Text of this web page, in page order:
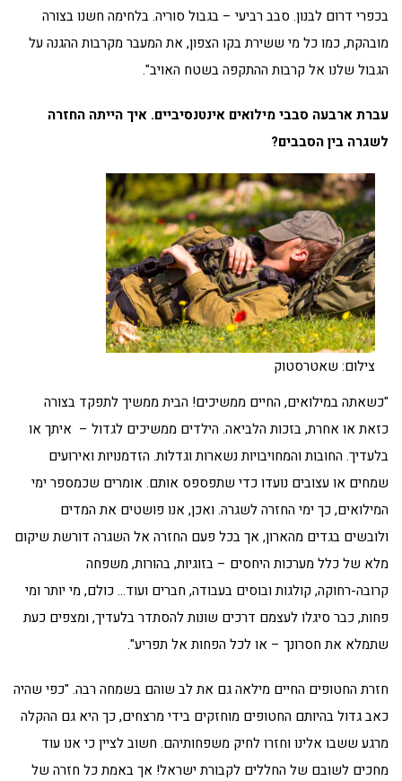
בכפרי דרום לבנון. סבב רביעי – בגבול סוריה. בלחימה חשנו בצורה
מובהקת, כמו כל מי ששירת בקו הצפון, את המעבר מקרבות ההגנה על
הגבול שלנו אל קרבות ההתקפה בשטח האויב".
עברת ארבעה סבבי מילואים אינטנסיביים. איך הייתה החזרה
לשגרה בין הסבבים?
צילום: שאטרסטוק
"כשאתה במילואים, החיים ממשיכים! הבית ממשיך לתפקד בצורה
כזאת או אחרת, בזכות הלביאה. הילדים ממשיכים לגדול – איתך או
בלעדיך. החובות והמחויבויות נשארות וגדלות. הזדמנויות ואירועים
שמחים או עצובים נועדו כדי שתפספס אותם. אומרים שכמספר ימי
המילואים, כך ימי החזרה לשגרה. ואכן, אנו פושטים את המדים
ולובשים בגדים מהארון, אך בכל פעם החזרה אל השגרה דורשת שיקום
מלא של כלל מערכות היחסים – בזוגיות, בהורות, משפחה
קרובה-רחוקה, קולגות ובוסים בעבודה, חברים ועוד… כולם, מי יותר ומי
פחות, כבר סיגלו לעצמם דרכים שונות להסתדר בלעדיך, ומצפים כעת
שתמלא את חסרונך – או לכל הפחות אל תפריע".
חזרת החטופים החיים מילאה גם את לב שוהם בשמחה רבה. "כפי שהיה
כאב גדול בהיותם החטופים מוחזקים בידי מרצחים, כך היא גם ההקלה
מרגע ששבו אלינו וחזרו לחיק משפחותיהם. חשוב לציין כי אנו עוד
מחכים לשובם של החללים לקבורת ישראל! אך באמת כל חזרה של